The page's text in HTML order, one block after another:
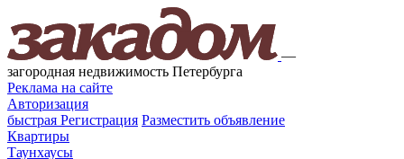
—
загородная недвижимость Петербурга
Реклама на сайте
Авторизация
быстрая Регистрация Разместить объявление
Квартиры
Таунхаусы